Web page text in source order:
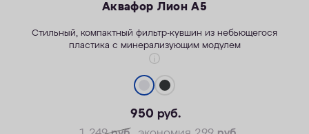
Аквафор Лион А5
Стильный, компактный фильтр-кувшин из небьющегося
пластика с минерализующим модулем
950 руб.